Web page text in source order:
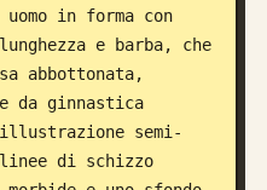
in forma con
e barba, che
abbottonata,
da ginnastica
semi-
di schizzo